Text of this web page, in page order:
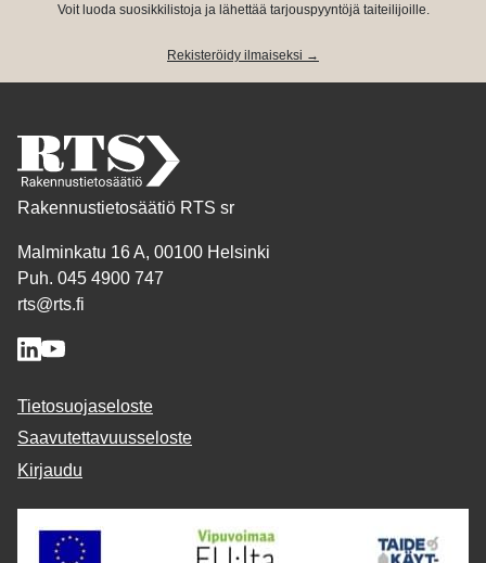
Voit luoda suosikkilistoja ja lähettää tarjouspyyntöjä taiteilijoille.
Rekisteröidy ilmaiseksi →
Rakennustietosäätiö RTS sr
Malminkatu 16 A, 00100 Helsinki
Puh. 045 4900 747
rts@rts.fi
Tietosuojaseloste
Saavutettavuusseloste
Kirjaudu